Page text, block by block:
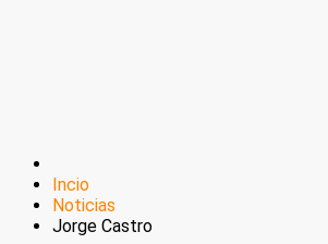
Incio
Noticias
Jorge Castro